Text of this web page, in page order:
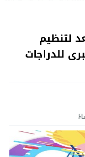
لتنظيم
للدراجات